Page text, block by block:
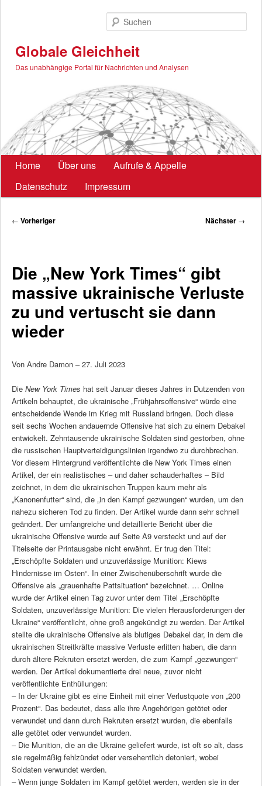
Globale Gleichheit
Das unabhängige Portal für Nachrichten und Analysen
Hauptmenü
Home Über uns
Aufrufe & Appelle
Datenschutz
Impressum
Beitragsnavigation
← Vorheriger Nächster →
Die „New York Times“ gibt
massive ukrainische Verluste
zu und vertuscht sie dann
wieder
Von Andre Damon – 27. Juli 2023
Die New York Times hat seit Januar dieses Jahres in Dutzenden von
Artikeln behauptet, die ukrainische „Frühjahrsoffensive“ würde eine
entscheidende Wende im Krieg mit Russland bringen. Doch diese
seit sechs Wochen andauernde Offensive hat sich zu einem Debakel
entwickelt. Zehntausende ukrainische Soldaten sind gestorben, ohne
die russischen Hauptverteidigungslinien irgendwo zu durchbrechen.
Vor diesem Hintergrund veröffentlichte die New York Times einen
Artikel, der ein realistisches – und daher schauderhaftes – Bild
zeichnet, in dem die ukrainischen Truppen kaum mehr als
„Kanonenfutter“ sind, die „in den Kampf gezwungen“ wurden, um den
nahezu sicheren Tod zu finden. Der Artikel wurde dann sehr schnell
geändert. Der umfangreiche und detaillierte Bericht über die
ukrainische Offensive wurde auf Seite A9 versteckt und auf der
Titelseite der Printausgabe nicht erwähnt. Er trug den Titel:
„Erschöpfte Soldaten und unzuverlässige Munition: Kiews
Hindernisse im Osten“. In einer Zwischenüberschrift wurde die
Offensive als „grauenhafte Pattsituation“ bezeichnet. … Online
wurde der Artikel einen Tag zuvor unter dem Titel „Erschöpfte
Soldaten, unzuverlässige Munition: Die vielen Herausforderungen der
Ukraine“ veröffentlicht, ohne groß angekündigt zu werden. Der Artikel
stellte die ukrainische Offensive als blutiges Debakel dar, in dem die
ukrainischen Streitkräfte massive Verluste erlitten haben, die dann
durch ältere Rekruten ersetzt werden, die zum Kampf „gezwungen“
werden. Der Artikel dokumentierte drei neue, zuvor nicht
veröffentlichte Enthüllungen:
– In der Ukraine gibt es eine Einheit mit einer Verlustquote von „200
Prozent“. Das bedeutet, dass alle ihre Angehörigen getötet oder
verwundet und dann durch Rekruten ersetzt wurden, die ebenfalls
alle getötet oder verwundet wurden.
– Die Munition, die an die Ukraine geliefert wurde, ist oft so alt, dass
sie regelmäßig fehlzündet oder versehentlich detoniert, wobei
Soldaten verwundet werden.
– Wenn junge Soldaten im Kampf getötet werden, werden sie in der